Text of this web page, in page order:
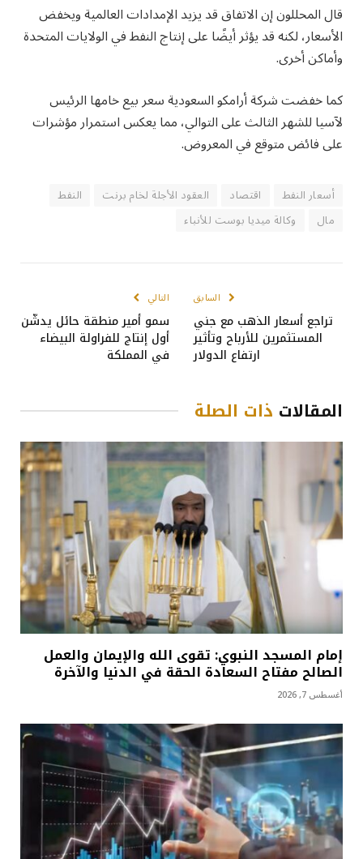
قال المحللون إن الاتفاق قد يزيد الإمدادات العالمية ويخفض
الأسعار، لكنه قد يؤثر أيضًا على إنتاج النفط في الولايات المتحدة
وأماكن أخرى.
كما خفضت شركة أرامكو السعودية سعر بيع خامها الرئيس
لآسيا للشهر الثالث على التوالي، مما يعكس استمرار مؤشرات
على فائض متوقع في المعروض.
أسعار النفط اقتصاد العقود الأجلة لخام برنت
النفط
مال
وكالة ميديا بوست للأنباء
السابق
تراجع أسعار الذهب مع جني
المستثمرين للأرباح وتأثير
ارتفاع الدولار
التالي
سمو أمير منطقة حائل يدشّن
أول إنتاج للفراولة البيضاء
في المملكة
المقالات ذات الصلة
إمام المسجد النبوي: تقوى الله والإيمان والعمل
الصالح مفتاح السعادة الحقة في الدنيا والآخرة
أغسطس 7, 2026